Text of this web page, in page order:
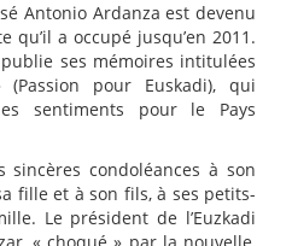
Antonio Ardanza est devenu
qu’il a occupé jusqu’en 2011.
publie ses mémoires intitulées
pour Euskadi), qui
sentiments pour le Pays
sincères condoléances à son
fille et à son fils, à ses petits-
Le président de l’Euzkadi